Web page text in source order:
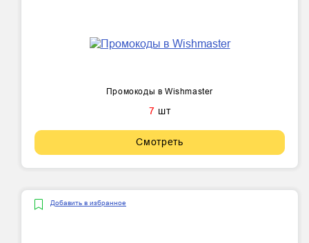
Промокоды в Wishmaster
7 шт
Смотреть
Добавить в избранное